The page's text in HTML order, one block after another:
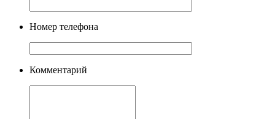
Номер телефона
Комментарий